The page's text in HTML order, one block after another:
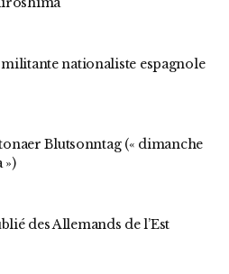
nationaliste espagnole
Blutsonntag (« dimanche
»)
des Allemands de l’Est